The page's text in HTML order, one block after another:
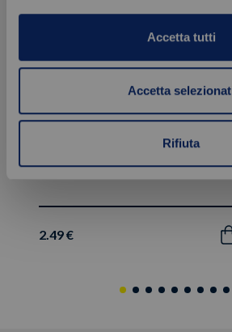
Accetta tutti
Accetta
Rifiuta
Dressing alle erbe fini
2.49 €